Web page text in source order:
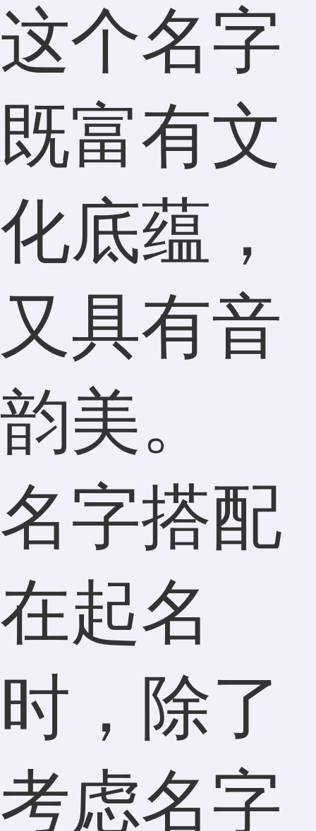
这个名字
既富有文
化底蕴，
又具有音
韵美。
名字搭配
在起名
时，除了
考虑名字